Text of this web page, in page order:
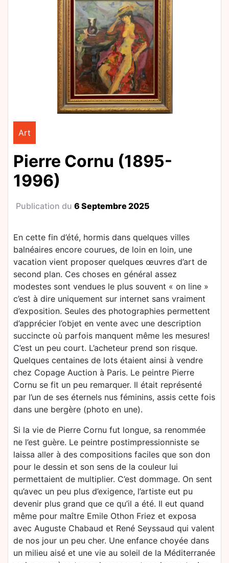
Art
Pierre Cornu (1895-
1996)
Publication du 6 Septembre 2025
En cette fin d’été, hormis dans quelques villes
balnéaires encore courues, de loin en loin, une
vacation vient proposer quelques œuvres d’art de
second plan. Ces choses en général assez
modestes sont vendues le plus souvent « on line »
c’est à dire uniquement sur internet sans vraiment
d’exposition. Seules des photographies permettent
d’apprécier l’objet en vente avec une description
succincte où parfois manquent même les mesures!
C’est un peu court. L’acheteur prend son risque.
Quelques centaines de lots étaient ainsi à vendre
chez Copage Auction à Paris. Le peintre Pierre
Cornu se fit un peu remarquer. Il était représenté
par l’un de ses éternels nus féminins, assis cette fois
dans une bergère (photo en une).
Si la vie de Pierre Cornu fut longue, sa renommée
ne l’est guère. Le peintre postimpressionniste se
laissa aller à des compositions faciles que son don
pour le dessin et son sens de la couleur lui
permettaient de multiplier. C’est dommage. On sent
qu’avec un peu plus d’exigence, l’artiste eut pu
devenir plus grand que ce qu’il a été. Il eut quand
même pour maître Emile Othon Friez et exposa
avec Auguste Chabaud et René Seyssaud qui valent
de nos jour un peu cher. Une enfance choyée dans
un milieu aisé et une vie au soleil de la Méditerranée